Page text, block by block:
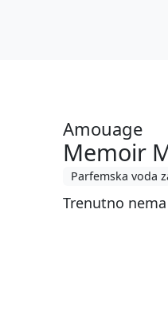
Amouage
Memoir
Parfemska voda
Trenutno